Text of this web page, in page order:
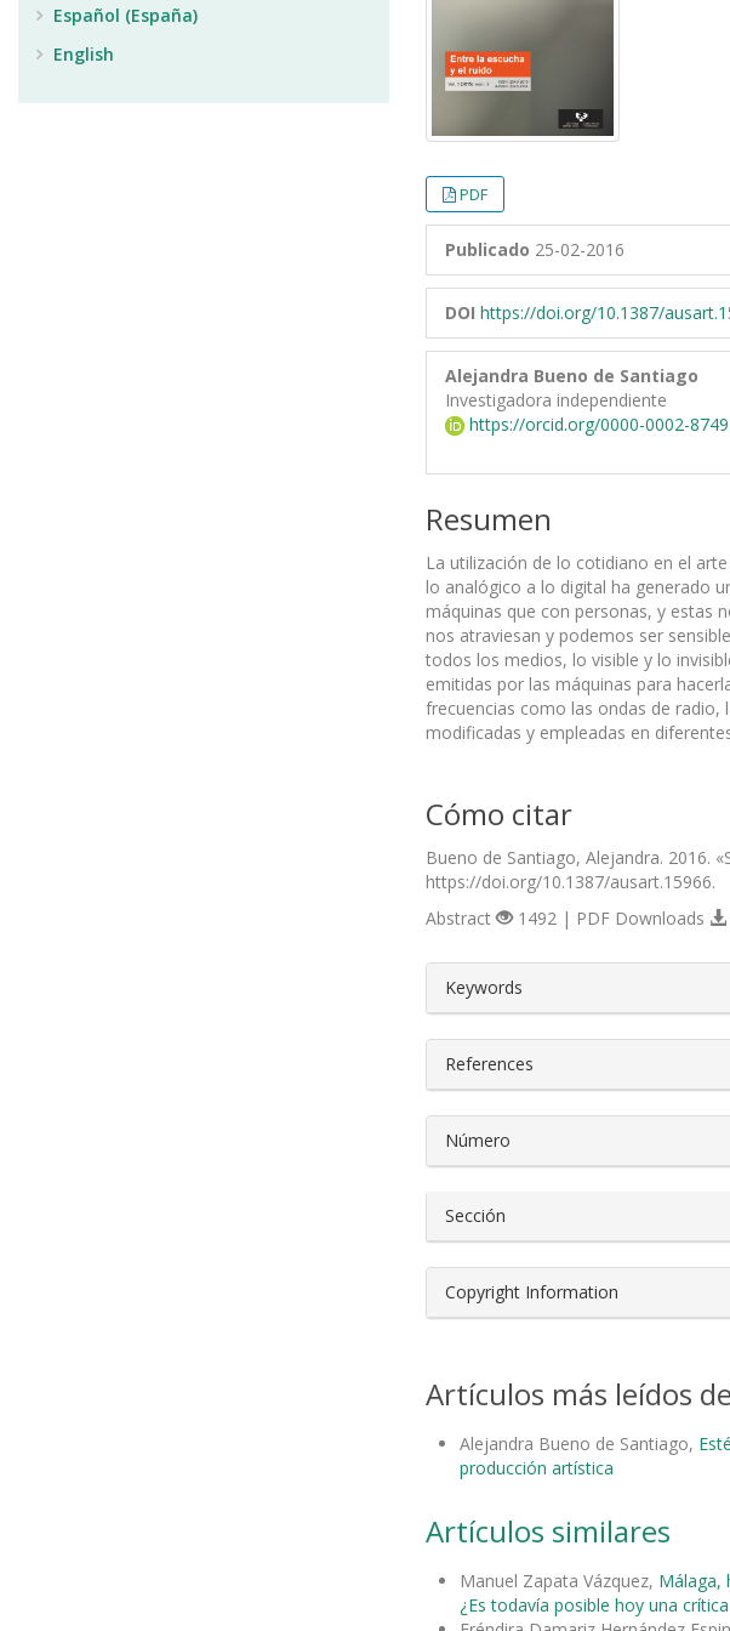
PDF
Publicado 25-02-2016
DOI https://doi.org/10.1387/
Alejandra Bueno de Santiago
Investigadora independiente
https://orcid.org/0000-0002-
Resumen
La utilización de lo cotidiano en el
lo analógico a lo digital ha generado
máquinas que con personas, y estas
nos atraviesan y podemos ser
todos los medios, lo visible y lo
emitidas por las máquinas para
frecuencias como las ondas de radio,
modificadas y empleadas en
Cómo citar
Bueno de Santiago, Alejandra. 2016.
https://doi.org/10.1387/ausart.15966.
Abstract 1492 | PDF Downloads
Keywords
References
Número
Sección
Copyright Information
Artículos más leídos
Alejandra Bueno de Santiago,
producción artística
Artículos similares
Manuel Zapata Vázquez, Málaga,
¿Es todavía posible hoy una
Español (España)
English